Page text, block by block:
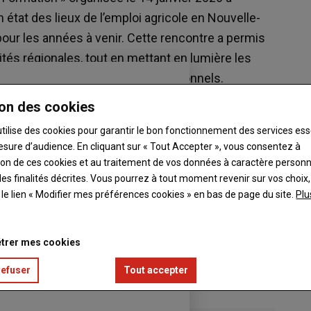
des lieux de l’emploi agricole en Nouvelle-
les années à venir. Cette rencontre a permis
régionales, tout en mettant en lumière les
sécuriser les parcours professionnels.
des cookies
des cookies pour garantir le bon fonctionnement des services
d’audience. En cliquant sur « Tout Accepter », vous consentez à
de ces cookies et au traitement de vos données à caractère
finalités décrites. Vous pourrez à tout moment revenir sur vos
lien « Modifier mes préférences cookies » en bas de page du site.
mes cookies
Tout accepter